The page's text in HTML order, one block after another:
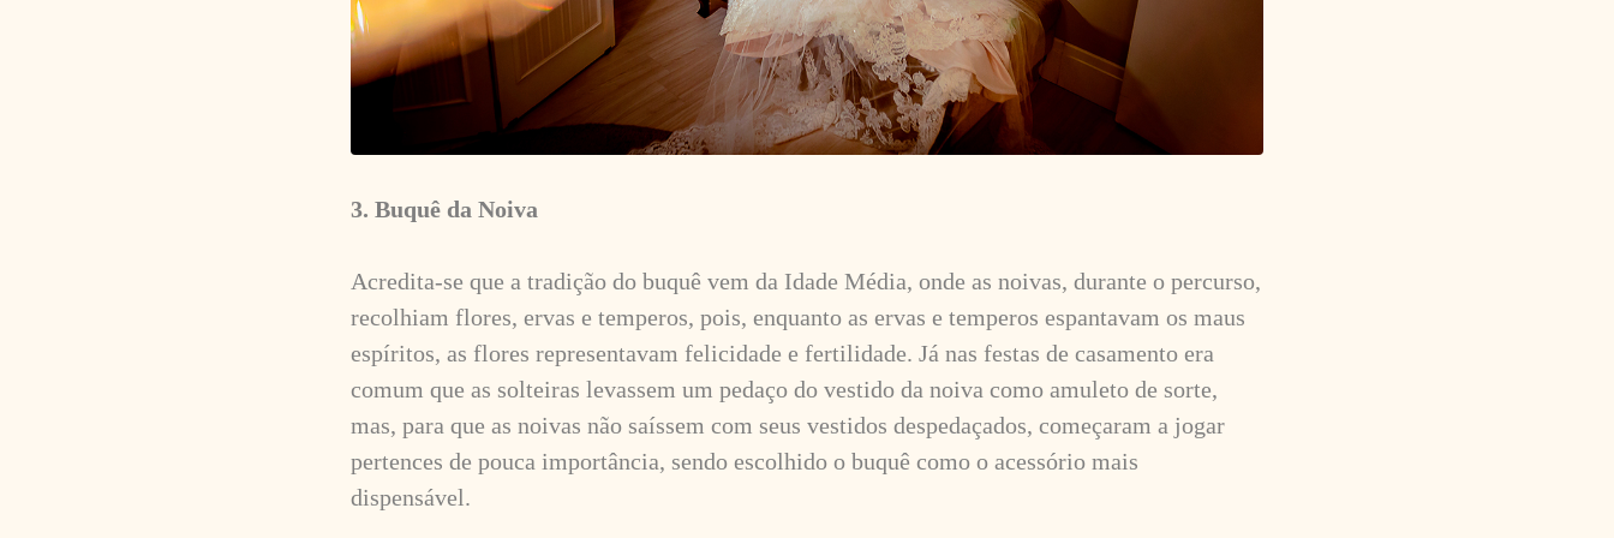
3. Buquê da Noiva
Acredita-se que a tradição do buquê vem da Idade Média, onde as noivas, durante o percurso,
recolhiam flores, ervas e temperos, pois, enquanto as ervas e temperos espantavam os maus
espíritos, as flores representavam felicidade e fertilidade. Já nas festas de casamento era
comum que as solteiras levassem um pedaço do vestido da noiva como amuleto de sorte,
mas, para que as noivas não saíssem com seus vestidos despedaçados, começaram a jogar
pertences de pouca importância, sendo escolhido o buquê como o acessório mais
dispensável.